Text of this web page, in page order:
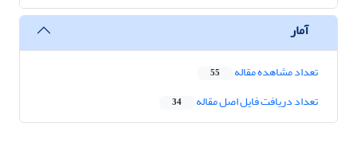
آمار
تعداد مشاهده مقاله 55
تعداد دریافت فایل اصل مقاله 34